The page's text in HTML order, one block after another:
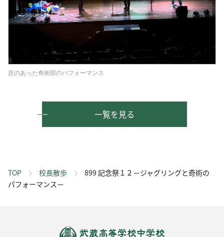
TOP 校長散歩
899 記念祭１２－ジャグリングと奇術の
パフォーマンス－
息のあった奇術部のパフォーマンス
一覧を見る